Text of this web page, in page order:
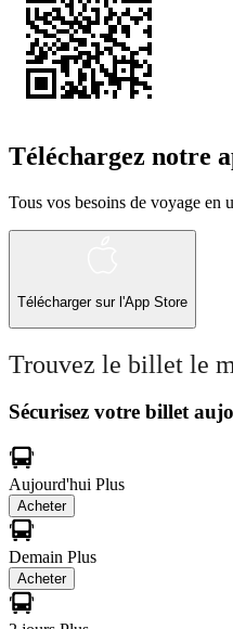
Téléchargez notre
Tous vos besoins de voyage en
Télécharger sur l'App Store
Trouvez le billet le
Sécurisez votre billet
Aujourd'hui Plus
Acheter
Demain Plus
Acheter